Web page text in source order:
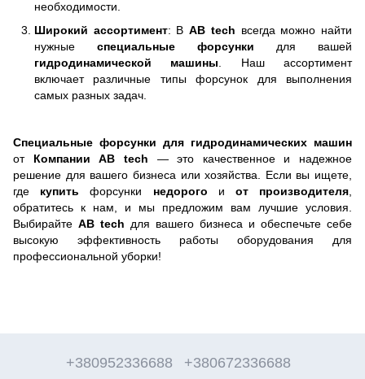
необходимости.
Широкий ассортимент: ВAB tech всегда можно найти
нужные специальные форсунки для вашей
гидродинамической машины . Наш ассортимент
включает различные типы форсунок для выполнения
самых разных задач.
Специальные форсунки для гидродинамических машин
от Компании AB tech — это качественное и надежное
решение для вашего бизнеса или хозяйства. Если вы ищете,
где купить форсунки недорого и от производителя,
обратитесь к нам, и мы предложим вам лучшие условия.
Выбирайте AB tech для вашего бизнеса и обеспечьте себе
высокую эффективность работы оборудования для
профессиональной уборки!
+380952336688 +380672336688